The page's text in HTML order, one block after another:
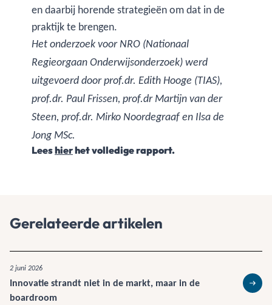
en daarbij horende strategieën om dat in de
praktijk te brengen.
Het onderzoek voor NRO (Nationaal
Regieorgaan Onderwijsonderzoek) werd
uitgevoerd door prof.dr. Edith Hooge (TIAS),
prof.dr. Paul Frissen, prof.dr Martijn van der
Steen, prof.dr. Mirko Noordegraaf en Ilsa de
Jong MSc.
Leeshierhet volledige rapport.
Gerelateerde artikelen
2 juni 2026
Innovatie strandt niet in de markt, maar in de
boardroom
Lees